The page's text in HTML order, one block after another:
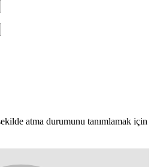
atma durumunu tanımlamak için